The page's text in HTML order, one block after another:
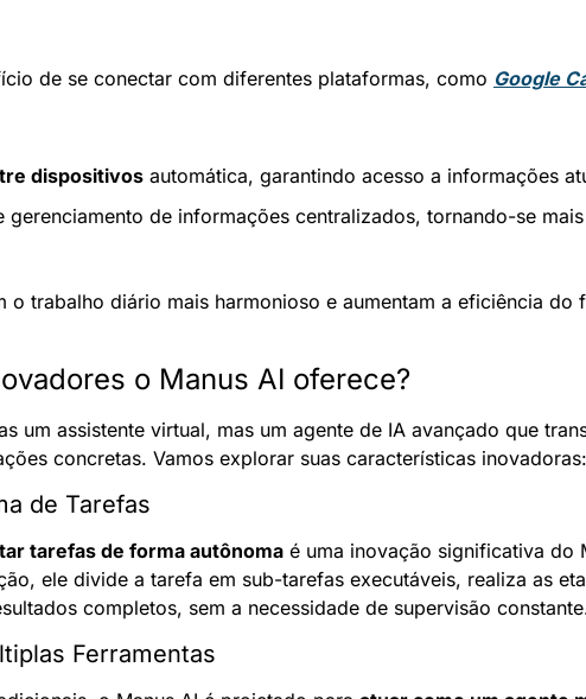
de se conectar com diferentes plataformas, como Google
dispositivos automática, garantindo acesso a informações
gerenciamento de informações centralizados, tornando-se
o trabalho diário mais harmonioso e aumentam a eficiência do
o Manus AI oferece?
um assistente virtual, mas um agente de IA avançado que
concretas. Vamos explorar suas características inovadoras:
de Tarefas
tarefas de forma autônoma é uma inovação significativa do
ele divide a tarefa em sub-tarefas executáveis, realiza as
completos, sem a necessidade de supervisão
Ferramentas